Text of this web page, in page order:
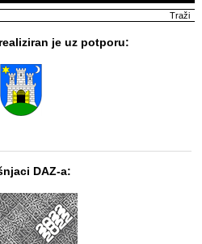
je uz potporu:
DAZ-a: